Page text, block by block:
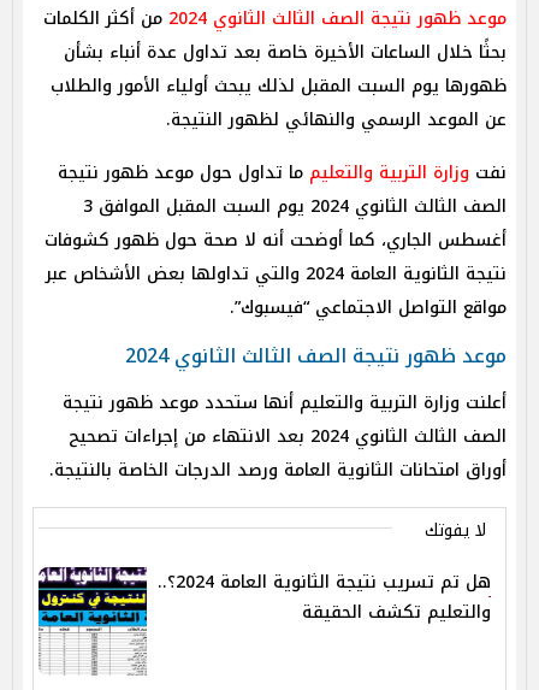
موعد ظهور نتيجة الصف الثالث الثانوي 2024
من أكثر الكلمات
بحثًا خلال الساعات الأخيرة خاصة بعد تداول عدة أنباء بشأن
ظهورها يوم السبت المقبل لذلك يبحث أولياء الأمور والطلاب
عن الموعد الرسمي والنهائي لظهور النتيجة.
نفت وزارة التربية والتعليم ما تداول حول موعد ظهور نتيجة
الصف الثالث الثانوي 2024 يوم السبت المقبل الموافق 3
أغسطس الجاري، كما أوضحت أنه لا صحة حول ظهور كشوفات
نتيجة الثانوية العامة 2024 والتي تداولها بعض الأشخاص عبر
مواقع التواصل الاجتماعي “فيسبوك”.
موعد ظهور نتيجة الصف الثالث الثانوي 2024
أعلنت وزارة التربية والتعليم أنها ستحدد موعد ظهور نتيجة
الصف الثالث الثانوي 2024 بعد الانتهاء من إجراءات تصحيح
أوراق امتحانات الثانوية العامة ورصد الدرجات الخاصة بالنتيجة.
لا يفوتك
هل تم تسريب نتيجة الثانوية العامة 2024؟..
والتعليم تكشف الحقيقة